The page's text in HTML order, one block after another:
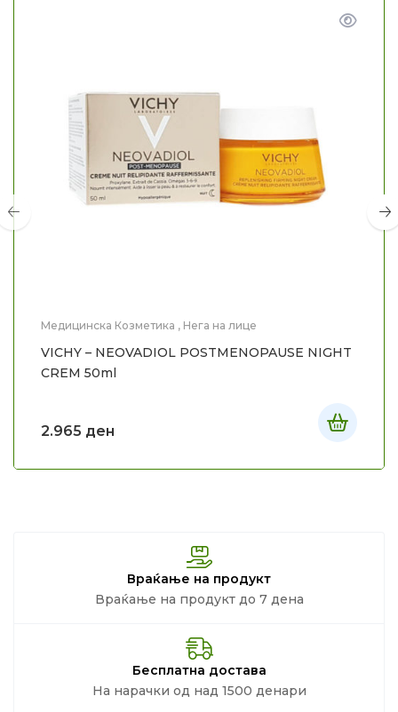
Медицинска Козметика , Нега на лице
VICHY – NEOVADIOL POSTMENOPAUSE NIGHT
CREM 50ml
2.965 ден
Враќање на продукт
Враќање на продукт до 7 дена
Бесплатна достава
На нарачки од над 1500 денари